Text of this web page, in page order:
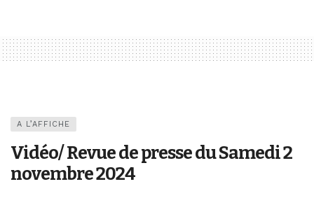
A L’AFFICHE
Vidéo/ Revue de presse du Samedi 2
novembre 2024